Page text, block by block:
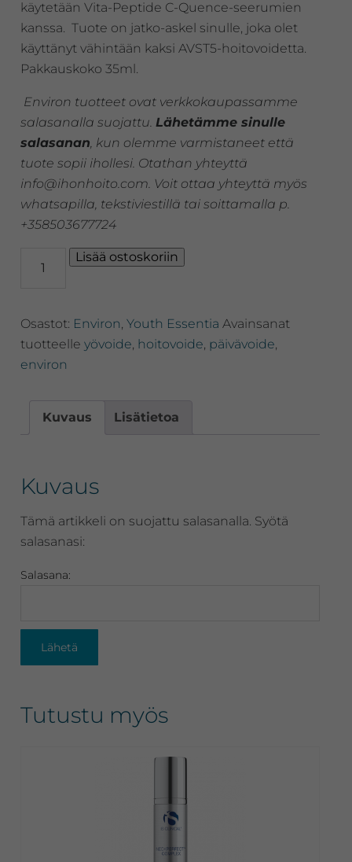
käytetään Vita-Peptide C-Quence-seerumien
kanssa. Tuote on jatko-askel sinulle, joka olet
käyttänyt vähintään kaksi AVST5-hoitovoidetta.
Pakkauskoko 35ml.
Environ tuotteet ovat verkkokaupassamme
salasanalla suojattu. Lähetämme sinulle
salasanan, kun olemme varmistaneet että
tuote sopii ihollesi. Otathan yhteyttä
info@ihonhoito.com. Voit ottaa yhteyttä myös
whatsapilla, tekstiviestillä tai soittamalla p.
+358503677724
Vita-
Defence
Cream
PLUS,
määrä
Lisää ostoskoriin
Osastot: Environ, Youth Essentia Avainsanat
tuotteelle yövoide, hoitovoide, päivävoide,
environ
Kuvaus Lisätietoa
Kuvaus
Tämä artikkeli on suojattu salasanalla. Syötä
salasanasi:
Salasana:
Tutustu myös